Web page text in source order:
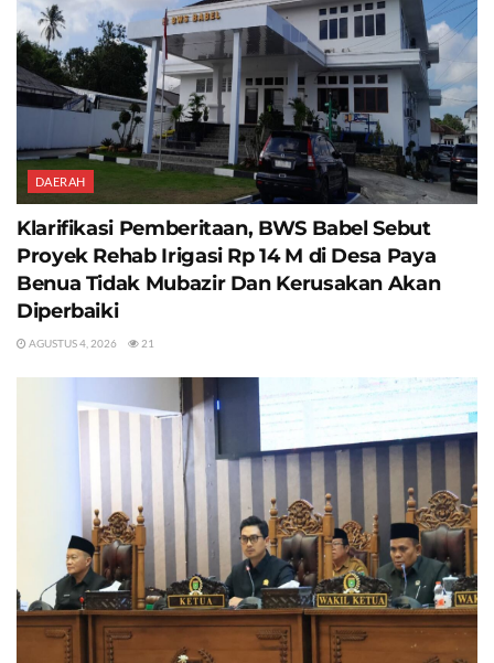
DAERAH
Klarifikasi Pemberitaan, BWS Babel Sebut
Proyek Rehab Irigasi Rp 14 M di Desa Paya
Benua Tidak Mubazir Dan Kerusakan Akan
Diperbaiki
AGUSTUS 4, 2026 21